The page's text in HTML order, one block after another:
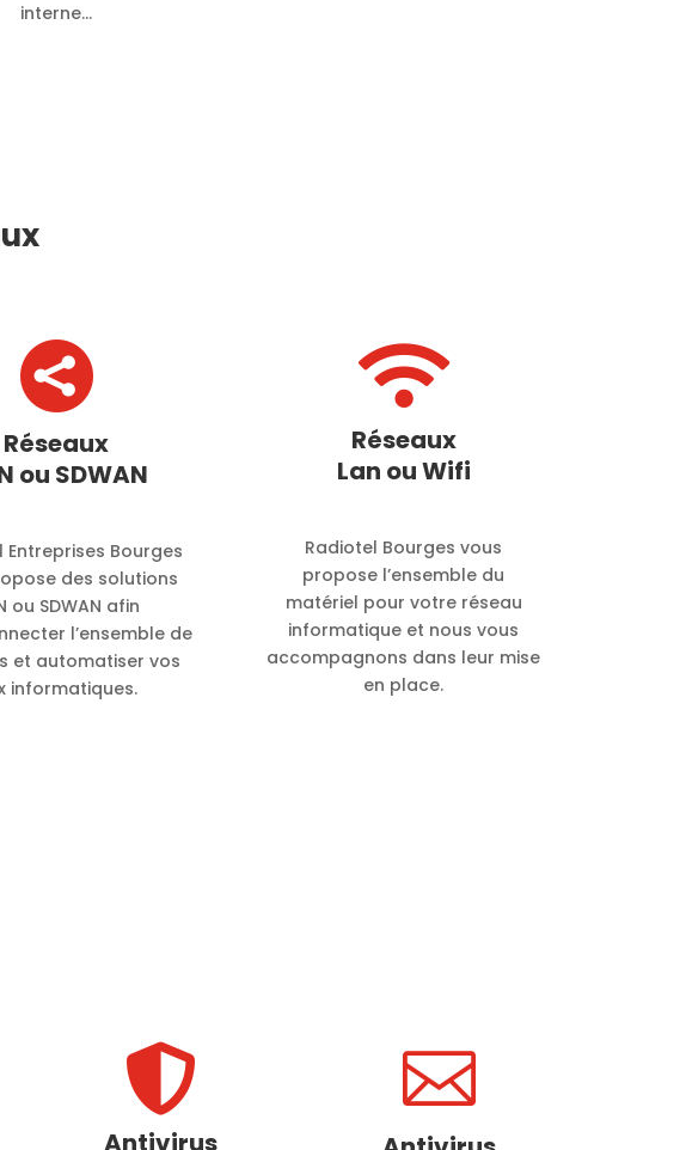
interne…

Réseaux
ou SDWAN
Entreprises Bourges
des solutions
ou SDWAN afin
l’ensemble de
et automatiser vos
informatiques.

Réseaux
Lan ou Wifi
Radiotel Bourges vous
propose l’ensemble du
matériel pour votre réseau
informatique et nous vous
accompagnons dans leur mise
en place.
 